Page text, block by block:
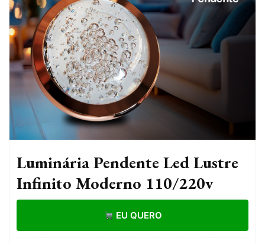
Luminária Pendente Led Lustre
Infinito Moderno 110/220v
EU QUERO